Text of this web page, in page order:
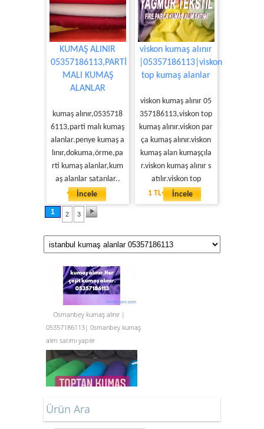
KUMAŞ ALINIR
05357186113,PARTİ
MALI KUMAŞ
ALANLAR
kumaş alınır,0535718
6113,parti malı kumaş
alanlar.penye kumaş a
lınır,dokuma,örme,pa
rti kumaş alanlar,kum
aş alanlar satanlar..
İncele
viskon kumaş alınır
|05357186113|viskon
top kumaş alanlar
viskon kumaş alınır 05
357186113,viskon top
kumaş alınır.viskon par
ça kumaş alınır.viskon
kumaş alan kumaşçıla
r.viskon kumaş alınır s
atılır.viskon top
1 TL
İncele
1 2 3
Osmanbey kumaş alınır |
05357186113| 0smanbey kumaş
alım satımı yapılır
Ürün Ara